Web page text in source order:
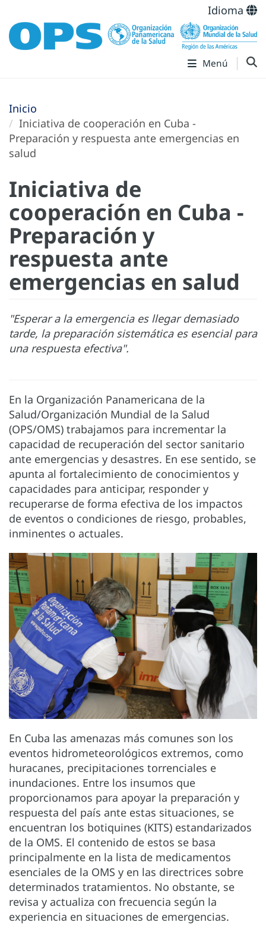
Idioma
Menú
Inicio
Iniciativa de cooperación en Cuba -
Preparación y respuesta ante emergencias en
salud
Iniciativa de
cooperación en Cuba -
Preparación y
respuesta ante
emergencias en salud
"Esperar a la emergencia es llegar demasiado
tarde, la preparación sistemática es esencial para
una respuesta efectiva".
En la Organización Panamericana de la
Salud/Organización Mundial de la Salud
(OPS/OMS) trabajamos para incrementar la
capacidad de recuperación del sector sanitario
ante emergencias y desastres. En ese sentido, se
apunta al fortalecimiento de conocimientos y
capacidades para anticipar, responder y
recuperarse de forma efectiva de los impactos
de eventos o condiciones de riesgo, probables,
inminentes o actuales.
En Cuba las amenazas más comunes son los
eventos hidrometeorológicos extremos, como
huracanes, precipitaciones torrenciales e
inundaciones. Entre los insumos que
proporcionamos para apoyar la preparación y
respuesta del país ante estas situaciones, se
encuentran los botiquines (KITS) estandarizados
de la OMS. El contenido de estos se basa
principalmente en la lista de medicamentos
esenciales de la OMS y en las directrices sobre
determinados tratamientos. No obstante, se
revisa y actualiza con frecuencia según la
experiencia en situaciones de emergencias.